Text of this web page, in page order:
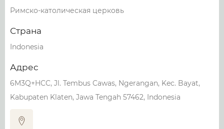
Римско-католическая церковь
Страна
Indonesia
Адрес
6M3Q+HCC, Jl. Tembus Cawas, Ngerangan, Kec. Bayat,
Kabupaten Klaten, Jawa Tengah 57462, Indonesia